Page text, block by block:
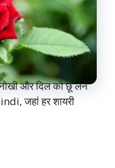
और दिल को छू लेने
जहां हर शायरी